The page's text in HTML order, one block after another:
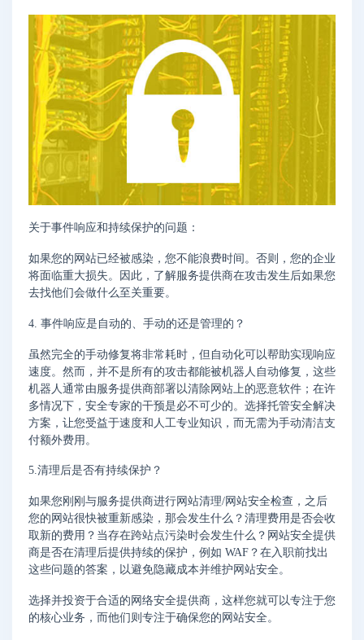
关于事件响应和持续保护的问题：
如果您的网站已经被感染，您不能浪费时间。否则，您的企业
将面临重大损失。因此，了解服务提供商在攻击发生后如果您
去找他们会做什么至关重要。
4. 事件响应是自动的、手动的还是管理的？
虽然完全的手动修复将非常耗时，但自动化可以帮助实现响应
速度。然而，并不是所有的攻击都能被机器人自动修复，这些
机器人通常由服务提供商部署以清除网站上的恶意软件；在许
多情况下，安全专家的干预是必不可少的。选择托管安全解决
方案，让您受益于速度和人工专业知识，而无需为手动清洁支
付额外费用。
5.清理后是否有持续保护？
如果您刚刚与服务提供商进行网站清理/网站安全检查，之后
您的网站很快被重新感染，那会发生什么？清理费用是否会收
取新的费用？当存在跨站点污染时会发生什么？网站安全提供
商是否在清理后提供持续的保护，例如 WAF？在入职前找出
这些问题的答案，以避免隐藏成本并维护网站安全。
选择并投资于合适的网络安全提供商，这样您就可以专注于您
的核心业务，而他们则专注于确保您的网站安全。